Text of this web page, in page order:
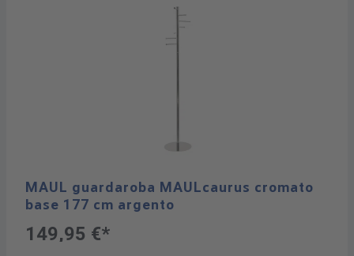
MAUL guardaroba MAULcaurus cromato
base 177 cm argento
149,95 €*